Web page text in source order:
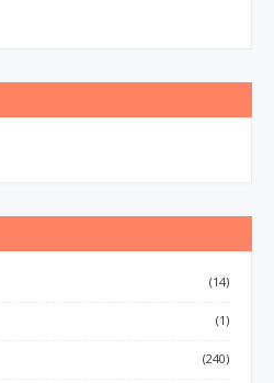
(14)
(1)
(240)